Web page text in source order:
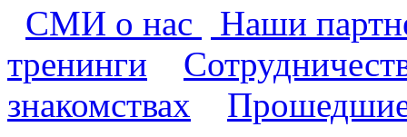
СМИ о нас
Наши
тренинги
знакомствах